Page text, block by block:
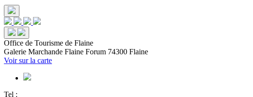
Office de Tourisme de Flaine
Galerie Marchande Flaine Forum 74300 Flaine
Voir sur la carte
Tel :